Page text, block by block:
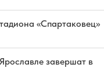
«Спартаковец»
завершат в